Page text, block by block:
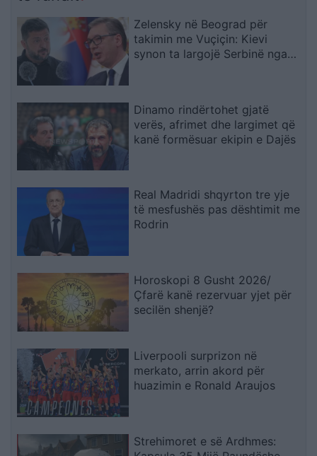
Zelensky në Beograd për
takimin me Vuçiçin: Kievi
synon ta largojë Serbinë nga
Dinamo rindërtohet gjatë
verës, afrimet dhe largimet që
kanë formësuar ekipin e Dajës
Real Madridi shqyrton tre yje
të mesfushës pas dështimit me
Rodrin
Horoskopi 8 Gusht 2026/
Çfarë kanë rezervuar yjet për
secilën shenjë?
Liverpooli surprizon në
merkato, arrin akord për
huazimin e Ronald Araujos
Strehimoret e së Ardhmes: